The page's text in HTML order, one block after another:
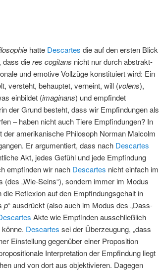
hatte Descartes die auf den ersten Blick
dass dieres cogitans nicht nur durch abstrakt-
und emotive Vollzüge konstituiert wird: Ein
versteht, behauptet, verneint, will (volens),
einbildet (imaginans) und empfindet
der Grund besteht, dass wir Empfindungen als
– haben nicht auch Tiere Empfindungen? In
der amerikanische Philosoph Norman Malcolm
Er argumentiert, dass nach Descartes
Akt, jedes Gefühl und jede Empfindung
empfinden wir nach Descartes nicht einfach im
„Wie-Seins“), sondern immer im Modus
Reflexion auf den Empfindungsgehalt in
p“ ausdrückt (also auch im Modus des „Dass-
Akte wie Empfinden ausschließlich
Descartes sei der Überzeugung, „dass
Einstellung gegenüber einer Proposition
Interpretation der Empfindung liegt
und von dort aus objektivieren. Dagegen